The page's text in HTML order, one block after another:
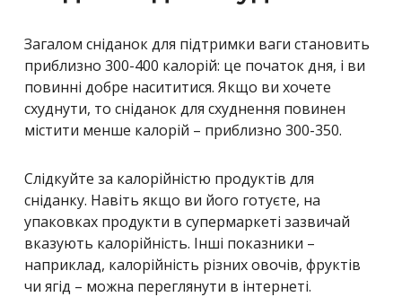
Загалом сніданок для підтримки ваги становить
приблизно 300-400 калорій: це початок дня, і ви
повинні добре насититися. Якщо ви хочете
схуднути, то сніданок для схуднення повинен
містити менше калорій – приблизно 300-350.
Слідкуйте за калорійністю продуктів для
сніданку. Навіть якщо ви його готуєте, на
упаковках продукти в супермаркеті зазвичай
вказують калорійність. Інші показники –
наприклад, калорійність різних овочів, фруктів
чи ягід – можна переглянути в інтернеті.